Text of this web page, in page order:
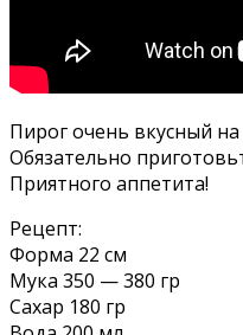
Пирог очень вкусный
Обязательно
Приятного аппетита!
Рецепт:
Форма 22 см
Мука 350 — 380 гр
Сахар 180 гр